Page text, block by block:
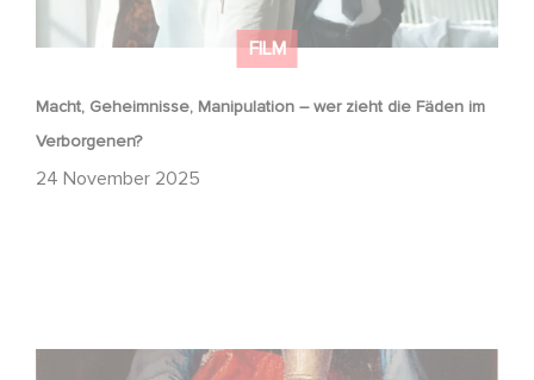
FILM
Macht, Geheimnisse, Manipulation – wer zieht die Fäden im
Verborgenen?
24 November 2025
FFF Bayern und MBB fördern neues Gaumont Projekt DIE